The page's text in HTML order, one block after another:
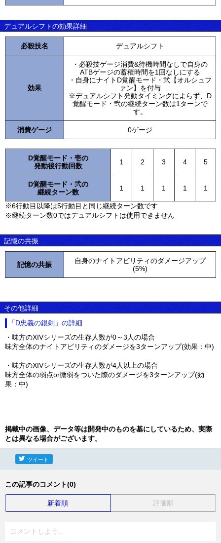
デュアルシフトの効果詳細
必殺技名 デュアルシフト
効果
・必殺技ゲージ消費&待機時間なしで自身の
ATBゲージの蓄積時間を1回なしにする
・自身にナイトD覚醒モード・弐【オルシュフ
ァン】を付与
※デュアルシフト発動タイミングによらず、D
覚醒モード・弐の継続ターン数は1ターンで
す。
消費ゲージ 0ゲージ
D覚醒モード・壱の
発動後行動回数
1 2 3 4 5
D覚醒モード・弐の
継続ターン数
1 1 1 1 1
※6行動目以降は5行動目と同じ継続ターン数です
※継続ターン数0ではデュアルシフトは使用できません
記憶の共振
記憶の共振
自身のナイトアビリティのダメージアップ
(5%)
その他詳細
「D忠義の銀剣」の詳細
・味方のXIVシリーズの生存人数が0～3人の場合
味方全体のナイトアビリティのダメージを3ターンアップ(効果：中)
・味方のXIVシリーズの生存人数が4人以上の場合
味方全体の弱点or微弱をついた際のダメージを3ターンアップ(効
果：中)
掲載中の画像、データ等は開発中のものを基にしているため、実際
とは異なる場合がございます。
ツイート
この記事のコメント(0)
新着順 評価順
コメントしよう...